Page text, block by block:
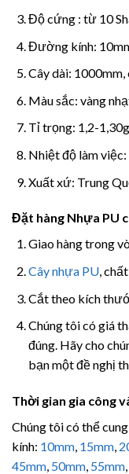
Độ cứng : từ 10
Đường kính:
Cây dài: 1000mm,
Màu sắc: vàng
Tỉ trọng: 1,2-
Nhiệt độ làm việc:
Xuất xứ: Trung
Đặt hàng Nhựa PU
Giao hàng trong
Cây nhựa PU,
Cắt theo kích
Chúng tôi có giá
đúng. Hãy cho
bạn một đề nghị
Thời gian gia công
Chúng tôi có thể
kính: 10mm, 15mm,
45mm, 50mm, 55mm,